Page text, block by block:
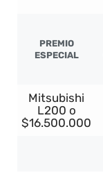
PREMIO
ESPECIAL
Mitsubishi
L200 o
$16.500.000